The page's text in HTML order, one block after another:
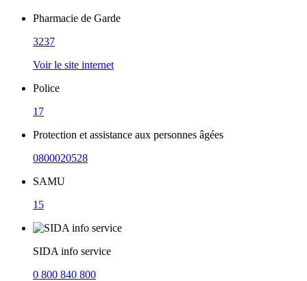
Pharmacie de Garde
3237
Voir le site internet
Police
17
Protection et assistance aux personnes âgées
0800020528
SAMU
15
SIDA info service
0 800 840 800